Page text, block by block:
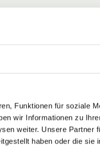
Funktionen für soziale
wir Informationen zu
weiter. Unsere Partner
haben oder die sie